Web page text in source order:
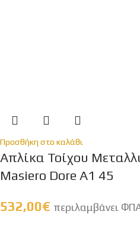
Προσθήκη στο καλάθι
Απλίκα Τοίχου
Masiero Dore A1 45
532,00€ περιλαμβάνει